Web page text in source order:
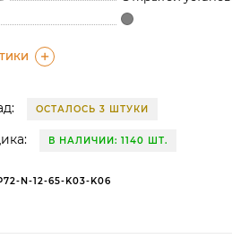
ОСТАЛОСЬ 3 ШТУКИ
В НАЛИЧИИ: 1140 ШТ.
N-12-65-K03-K06